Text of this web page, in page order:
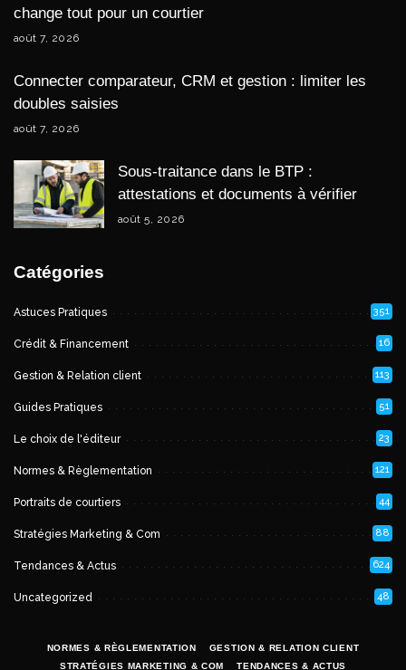
change tout pour un courtier
août 7, 2026
Connecter comparateur, CRM et gestion : limiter les
doubles saisies
août 7, 2026
Sous-traitance dans le BTP :
attestations et documents à vérifier
août 5, 2026
Catégories
Astuces Pratiques 351
Crédit & Financement 16
Gestion & Relation client 113
Guides Pratiques 51
Le choix de l'éditeur 23
Normes & Règlementation 121
Portraits de courtiers 44
Stratégies Marketing & Com 88
Tendances & Actus 624
Uncategorized 48
NORMES & RÈGLEMENTATION
GESTION & RELATION CLIENT
STRATÉGIES MARKETING & COM
TENDANCES & ACTUS